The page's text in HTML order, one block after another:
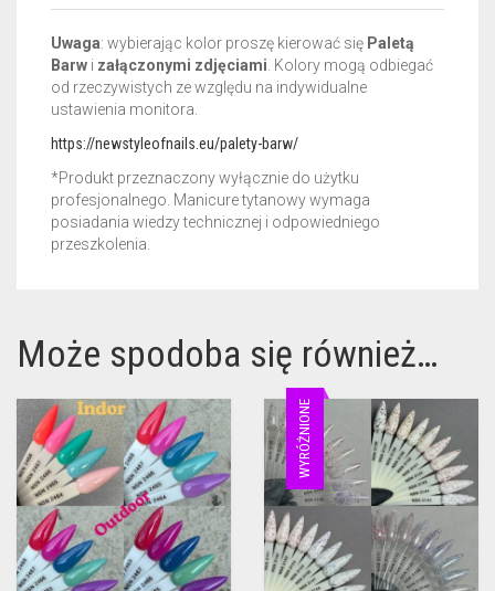
Uwaga: wybierając kolor proszę kierować się Paletą
Barw i załączonymi zdjęciami . Kolory mogą odbiegać
od rzeczywistych ze względu na indywidualne
ustawienia monitora.
https://newstyleofnails.eu/palety-barw/
*Produkt przeznaczony wyłącznie do użytku
profesjonalnego. Manicure tytanowy wymaga
posiadania wiedzy technicznej i odpowiedniego
przeszkolenia.
Może spodoba się również…
WYRÓŻNIONE